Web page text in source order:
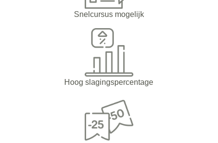
Snelcursus mogelijk
Hoog slagingspercentage